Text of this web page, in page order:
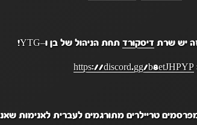
יש שרת דיסקורד תחת הניהול של בן ו–YTG!
https://discord.gg/b8etJHPYP
טריילרים מתורגמים לעברית לאנימות